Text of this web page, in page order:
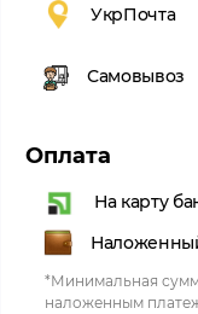
УкрПочта
Самовывоз
Оплата
На карту
*Минимальная
наложенным